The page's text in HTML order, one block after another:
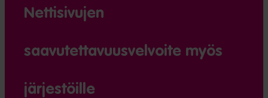
Nettisivujen
saavutettavuusvelvoite myös
järjestöille